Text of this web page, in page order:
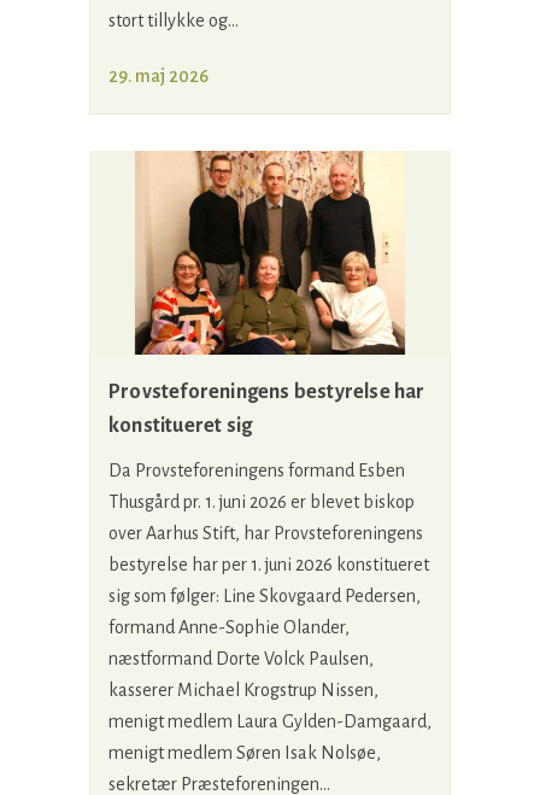
stort tillykke og...
29. maj 2026
Provsteforeningens bestyrelse har
konstitueret sig
Da Provsteforeningens formand Esben
Thusgård pr. 1. juni 2026 er blevet biskop
over Aarhus Stift, har Provsteforeningens
bestyrelse har per 1. juni 2026 konstitueret
sig som følger: Line Skovgaard Pedersen,
formand Anne-Sophie Olander,
næstformand Dorte Volck Paulsen,
kasserer Michael Krogstrup Nissen,
menigt medlem Laura Gylden-Damgaard,
menigt medlem Søren Isak Nolsøe,
sekretær Præsteforeningen...